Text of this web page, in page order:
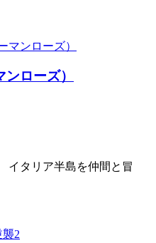
ローズ）
タリア半島を仲間と冒